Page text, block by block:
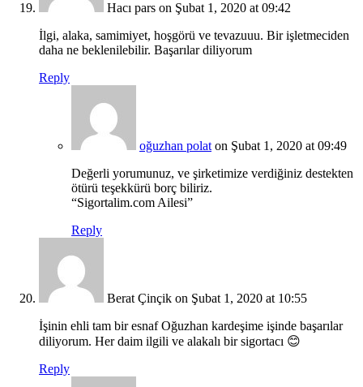
Hacı pars on Şubat 1, 2020 at 09:42
İlgi, alaka, samimiyet, hoşgörü ve tevazuuu. Bir işletmeciden
daha ne beklenilebilir. Başarılar diliyorum
Reply
oğuzhan polat on Şubat 1, 2020 at 09:49
Değerli yorumunuz, ve şirketimize verdiğiniz destekten
ötürü teşekkürü borç biliriz.
“Sigortalim.com Ailesi”
Reply
Berat Çinçik on Şubat 1, 2020 at 10:55
İşinin ehli tam bir esnaf Oğuzhan kardeşime işinde başarılar
diliyorum. Her daim ilgili ve alakalı bir sigortacı 😊
Reply